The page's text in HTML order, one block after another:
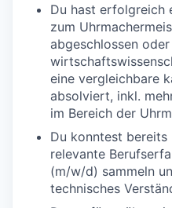
Du hast erfolgreich
zum
abgeschlossen
eine vergleichbare
absolviert, inkl.
im Bereich der
Du konntest bereits
relevante
(m/w/d) sammeln
technisches